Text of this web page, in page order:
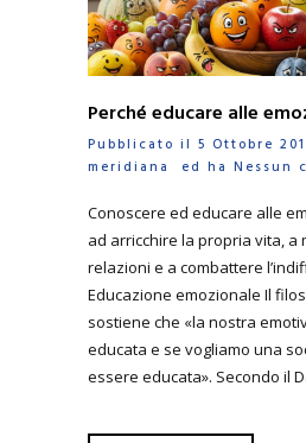
Perché educare alle
Pubblicato il 5 Ottobre
meridiana
ed ha Nessun
Conoscere ed educare alle
ad arricchire la propria vita, a
relazioni e a combattere
Educazione emozionale Il
sostiene che «la nostra
educata e se vogliamo una
essere educata». Secondo il